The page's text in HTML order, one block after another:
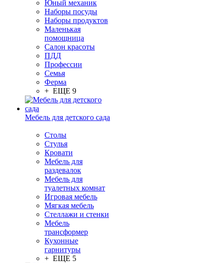
Юный механик
Наборы посуды
Наборы продуктов
Маленькая
помощница
Салон красоты
ПДД
Профессии
Семья
Ферма
+ ЕЩЕ 9
Мебель для детского сада
Столы
Cтулья
Кровати
Мебель для
раздевалок
Мебель для
туалетных комнат
Игровая мебель
Мягкая мебель
Стеллажи и стенки
Мебель
трансформер
Кухонные
гарнитуры
+ ЕЩЕ 5